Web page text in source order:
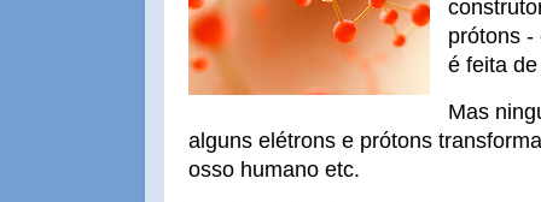
prótons -
é feita
Mas
alguns elétrons e prótons
osso humano etc.